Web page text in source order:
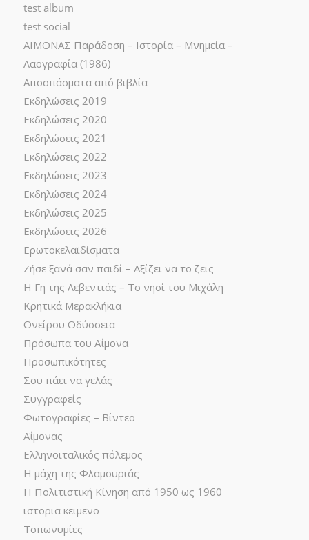
test album
test social
ΑΪΜΟΝΑΣ Παράδοση – Ιστορία – Μνημεία –
Λαογραφία (1986)
Αποσπάσματα από βιβλία
Εκδηλώσεις 2019
Εκδηλώσεις 2020
Εκδηλώσεις 2021
Εκδηλώσεις 2022
Εκδηλώσεις 2023
Εκδηλώσεις 2024
Εκδηλώσεις 2025
Εκδηλώσεις 2026
Ερωτοκελαϊδίσματα
Ζήσε ξανά σαν παιδί – Αξίζει να το ζεις
Η Γη της Λεβεντιάς – Το νησί του Μιχάλη
Κρητικά Μερακλήκια
Ονείρου Οδύσσεια
Πρόσωπα του Αΐμονα
Προσωπικότητες
Σου πάει να γελάς
Συγγραφείς
Φωτογραφίες – Βίντεο
Αΐμονας
Ελληνοϊταλικός πόλεμος
Η μάχη της Φλαμουριάς
Η Πολιτιστική Κίνηση από 1950 ως 1960
ιστορια κειμενο
Τοπωνυμίες